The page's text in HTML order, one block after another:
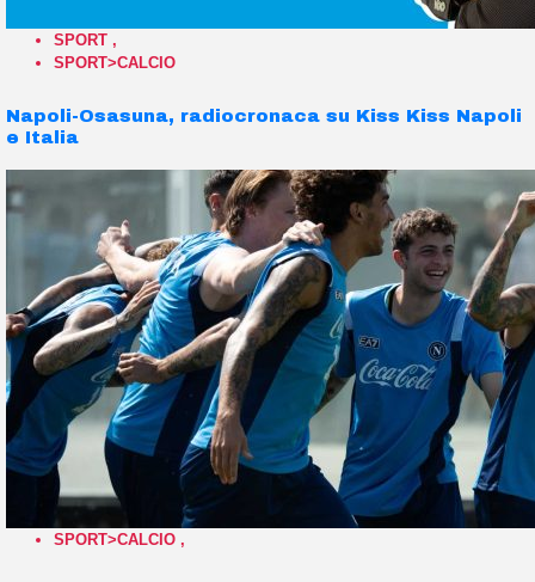
SPORT ,
SPORT>CALCIO
Napoli-Osasuna, radiocronaca su Kiss Kiss Napoli
e Italia
SPORT>CALCIO ,